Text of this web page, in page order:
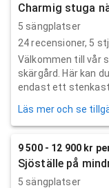
Charmig stuga
5 sängplatser
24recensioner, 5
Välkommen till vår
skärgård. Här kan
endast ett stenkast
Läs mer och se
9 500 - 12 900 kr
Sjöställe på
5 sängplatser